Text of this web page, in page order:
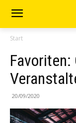
Start
Favoriten:
20/09/2020